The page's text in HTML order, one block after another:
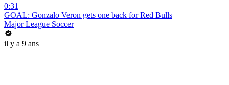
0:31
GOAL: Gonzalo Veron gets one back for Red Bulls
Major League Soccer
il y a 9 ans